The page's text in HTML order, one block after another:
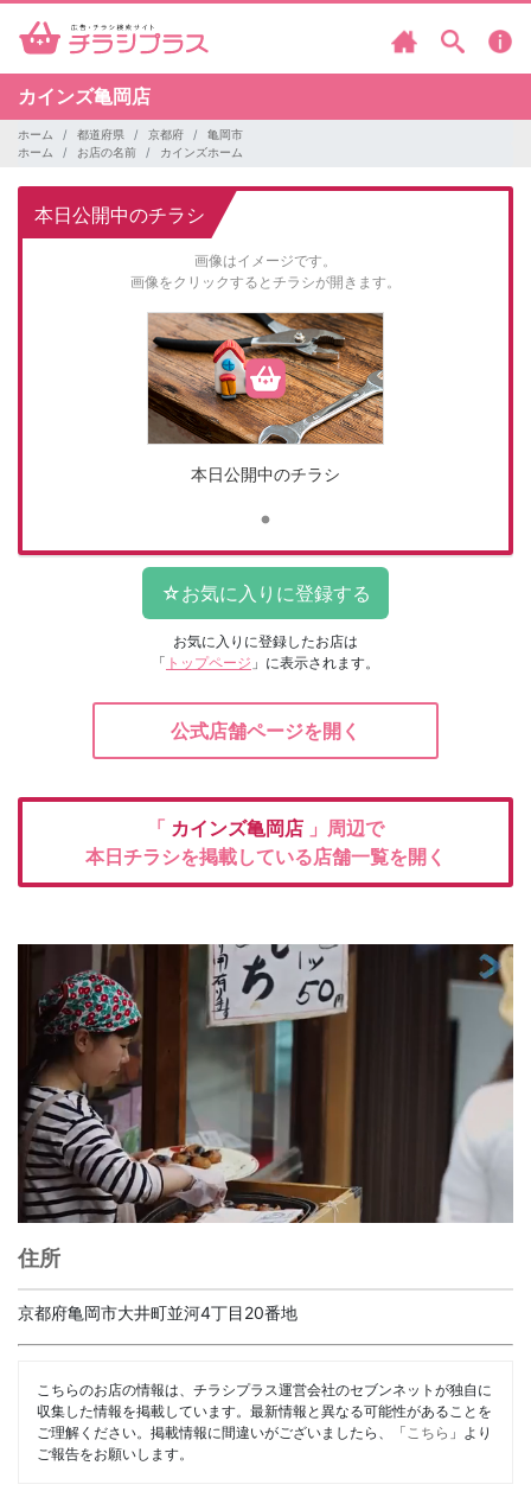
カインズ亀岡店
ホーム 都道府県 京都府
亀岡市
ホーム
お店の名前 カインズホーム
本日公開中のチラシ
画像はイメージです。
画像をクリックするとチラシが開きます。
本日公開中のチラシ
お気に入りに登録したお店は
「 トップページ 」に表示されます。
公式店舗ページを開く
「 カインズ亀岡店 」周辺で
本日チラシを掲載している店舗一覧を開く
住所
京都府亀岡市大井町並河4丁目20番地
こちらのお店の情報は、チラシプラス運営会社のセブンネットが独自に
収集した情報を掲載しています。最新情報と異なる可能性があることを
ご理解ください。掲載情報に間違いがございましたら、「 こちら 」より
ご報告をお願いします。